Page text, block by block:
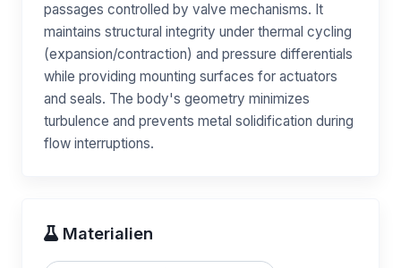
passages controlled by valve mechanisms. It
maintains structural integrity under thermal cycling
(expansion/contraction) and pressure differentials
while providing mounting surfaces for actuators
and seals. The body's geometry minimizes
turbulence and prevents metal solidification during
flow interruptions.
Materialien